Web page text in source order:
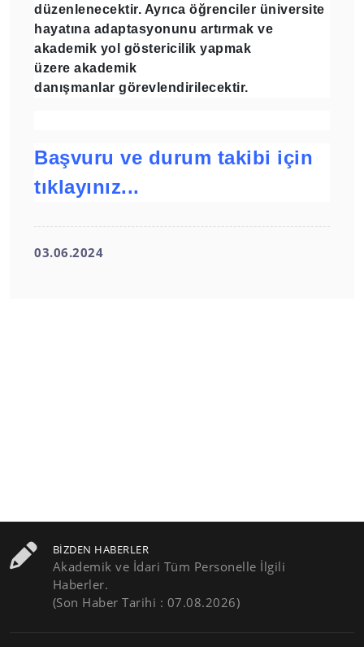
düzenlenecektir. Ayrıca öğrenciler üniversite
hayatına adaptasyonunu artırmak ve
akademik yol göstericilik yapmak
üzere akademik
danışmanlar görevlendirilecektir.
Başvuru ve durum takibi için
tıklayınız...
03.06.2024
BIZDEN HABERLER
Akademik ve İdari Tüm Personelle İlgili
Haberler.
(Son Haber Tarihi : 07.08.2026)